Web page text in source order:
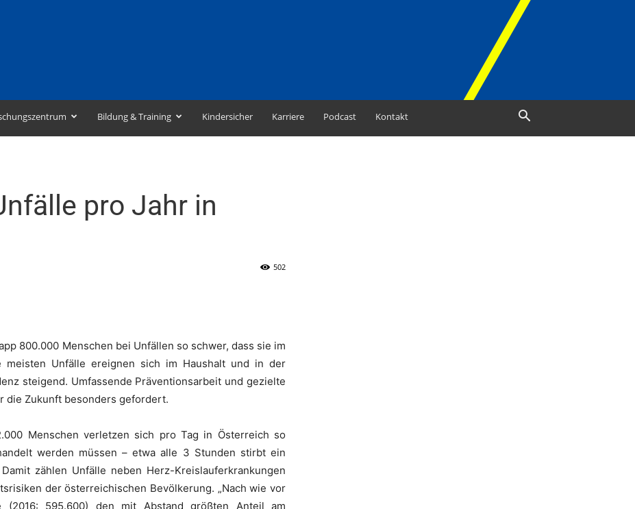
Bildung & Training Kindersicher Karriere Podcast Kontakt
pro Jahr in
502
800.000 Menschen bei Unfällen so schwer, dass sie im
meisten Unfälle ereignen sich im Haushalt und in der
steigend. Umfassende Präventionsarbeit und gezielte
die Zukunft besonders gefordert.
Menschen verletzen sich pro Tag in Österreich so
werden müssen – etwa alle 3 Stunden stirbt ein
zählen Unfälle neben Herz-Kreislauferkrankungen
der österreichischen Bevölkerung. „Nach wie vor
(2016: 595.600) den mit Abstand größten Anteil am